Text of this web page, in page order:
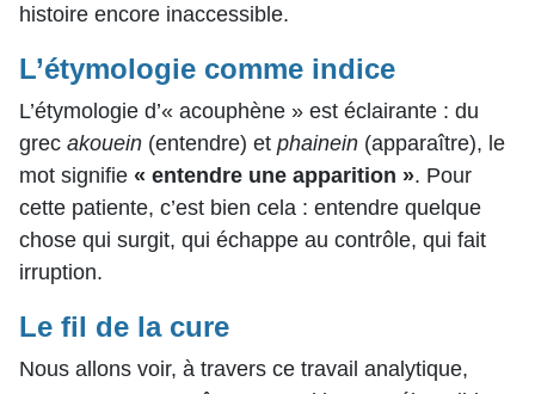
histoire encore inaccessible.
L’étymologie comme indice
L’étymologie d’« acouphène » est éclairante : du
grec akouein (entendre) et phainein (apparaître), le
mot signifie « entendre une apparition ». Pour
cette patiente, c’est bien cela : entendre quelque
chose qui surgit, qui échappe au contrôle, qui fait
irruption.
Le fil de la cure
Nous allons voir, à travers ce travail analytique,